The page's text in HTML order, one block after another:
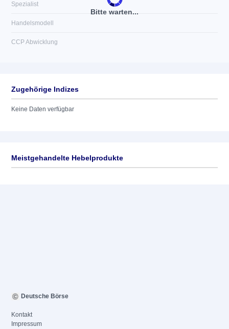
Bitte warten...
Spezialist
Handelsmodell
CCP Abwicklung
Zugehörige Indizes
Keine Daten verfügbar
Meistgehandelte Hebelprodukte
Deutsche Börse
Kontakt
Impressum